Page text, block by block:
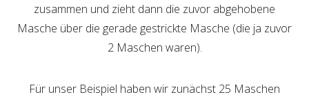
zusammen und zieht dann die zuvor abgehobene
Masche über die gerade gestrickte Masche (die ja zuvor
2 Maschen waren).
Für unser Beispiel haben wir zunächst 25 Maschen